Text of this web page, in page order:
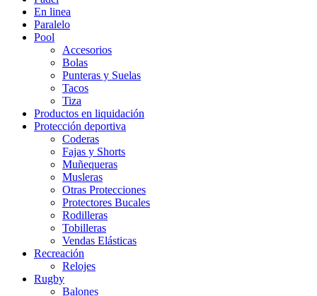
En linea
Paralelo
Pool
Accesorios
Bolas
Punteras y Suelas
Tacos
Tiza
Productos en liquidación
Protección deportiva
Coderas
Fajas y Shorts
Muñequeras
Musleras
Otras Protecciones
Protectores Bucales
Rodilleras
Tobilleras
Vendas Elásticas
Recreación
Relojes
Rugby
Balones